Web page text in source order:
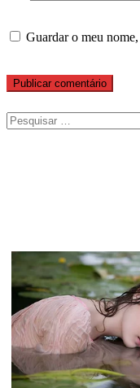
Guardar o meu
Pesquisar
por: